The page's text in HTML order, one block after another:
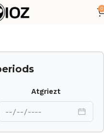
0
Atgriezt